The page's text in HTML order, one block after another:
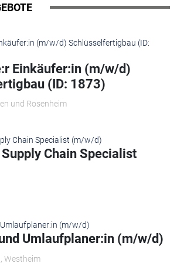
Einkäufer:in (m/w/d)
(ID: 1873)
und Rosenheim
Chain Specialist
Umlaufplaner:in (m/w/d)
Westheim